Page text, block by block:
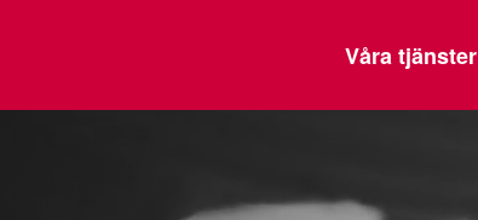
Våra tjänster